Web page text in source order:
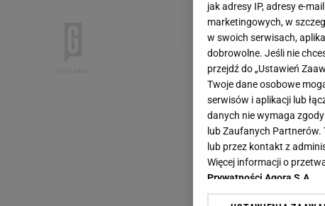
jak adresy IP, adresy e-
marketingowych, w
w swoich serwisach,
dobrowolne. Jeśli nie
przejdź do „Ustawień
Twoje dane osobowe
serwisów i aplikacji lub
danych nie wymaga
lub Zaufanych
lub przez kontakt z
Więcej informacji o
Prywatności Agora S.A.